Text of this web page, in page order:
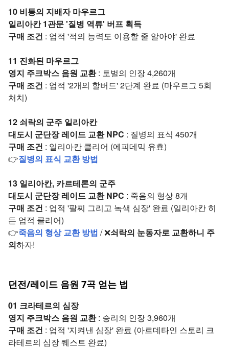
10 비통의 지배자 마우르그
일리아칸 1관문 '질병 역류' 버프 획득
구매 조건 : 업적 '적의 능력도 이용할 줄 알아야' 완료
11 진화된 마우르그
영지 주크박스 음원 교환: 토벌의 인장 4,260개
구매 조건 : 업적 '2개의 할버드' 2단계 완료 (마우르그 5회
처치)
12 쇠락의 군주 일리아칸
대도시 군단장 레이드 교환 NPC : 질병의 표식 450개
구매 조건 : 일리아칸 클리어 (에피데믹 유효)
👉질병의 표식 교환 방법
13 일리아칸, 카르테론의 군주
대도시 군단장 레이드 교환 NPC : 죽음의 형상 8개
구매 조건 : 업적 '팔찌 그리고 녹색 심장' 완료 (일리아칸 히
든 업적 클리어)
👉죽음의 형상 교환 방법 / ❌쇠락의 눈동자로 교환하니 주
의하자!
던전/레이드 음원 7곡 얻는 법
01 크라테르의 심장
영지 주크박스 음원 교환: 승리의 인장 3,960개
구매 조건 : 업적 '지켜낸 심장' 완료 (아르데타인 스토리 크
라테르의 심장 퀘스트 완료)